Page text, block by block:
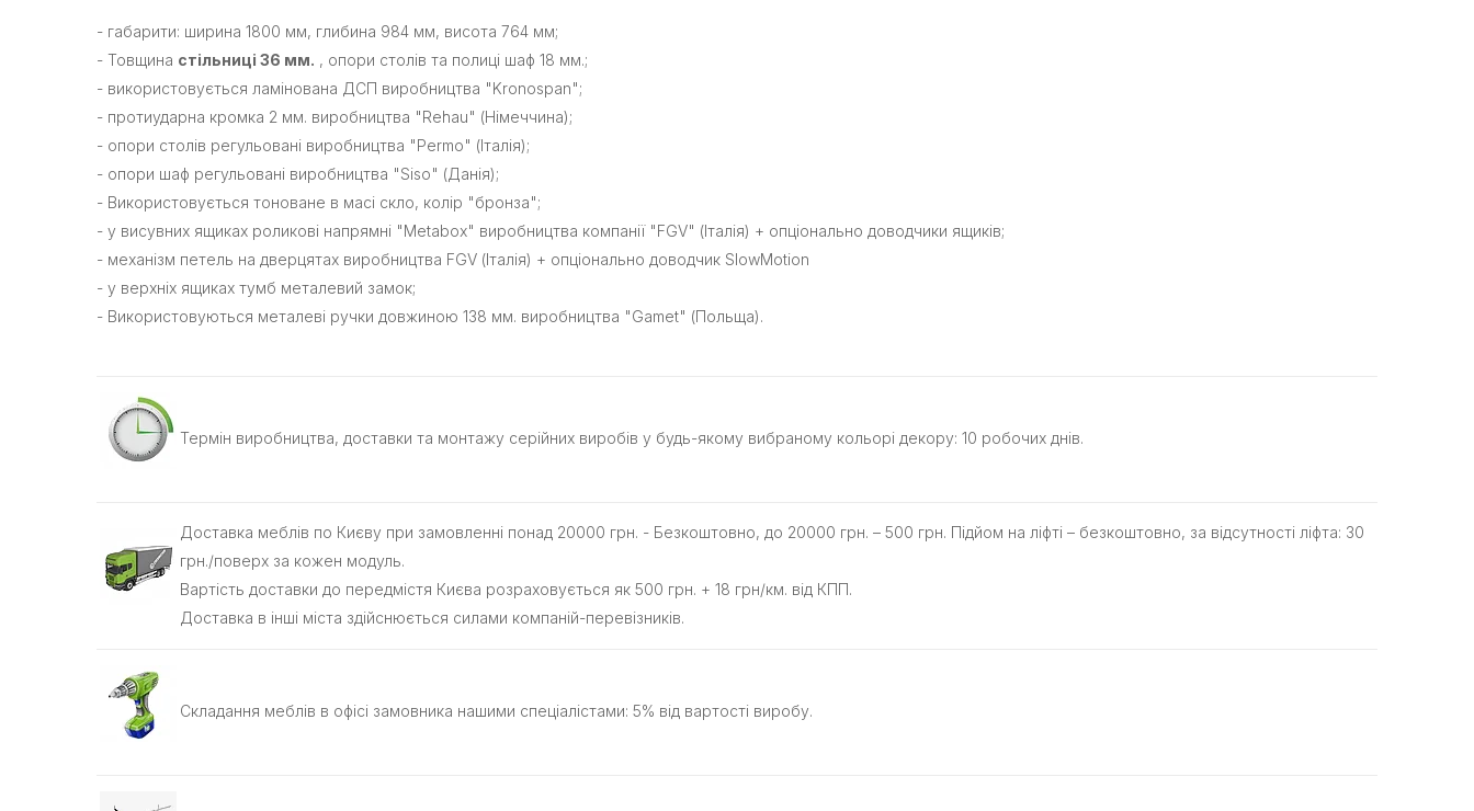
- габарити: ширина 1800 мм, глибина 984 мм, висота 764 мм;
- Товщина стільниці 36 мм. , опори столів та полиці шаф 18 мм.;
- використовується ламінована ДСП виробництва "Kronospan";
- протиударна кромка 2 мм. виробництва "Rehau" (Німеччина);
- опори столів регульовані виробництва "Permo" (Італія);
- опори шаф регульовані виробництва "Siso" (Данія);
- Використовується тоноване в масі скло, колір "бронза";
- у висувних ящиках роликові напрямні "Metabox" виробництва компанії "FGV" (Італія) + опціонально доводчики ящиків;
- механізм петель на дверцятах виробництва FGV (Італія) + опціонально доводчик SlowMotion
- у верхніх ящиках тумб металевий замок;
- Використовуються металеві ручки довжиною 138 мм. виробництва "Gamet" (Польща).
Термін виробництва, доставки та монтажу серійних виробів у будь-якому вибраному кольорі декору: 10 робочих днів.
Доставка меблів по Києву при замовленні понад 20000 грн. - Безкоштовно, до 20000 грн. – 500 грн. Підйом на ліфті – безкоштовно, за відсутності ліфта: 30
грн./поверх за кожен модуль.
Вартість доставки до передмістя Києва розраховується як 500 грн. + 18 грн/км. від КПП.
Доставка в інші міста здійснюється силами компаній-перевізників.
Складання меблів в офісі замовника нашими спеціалістами: 5% від вартості виробу.